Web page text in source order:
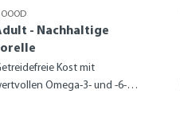
- Nachhaltige
Kost mit
Omega-3- und -6-